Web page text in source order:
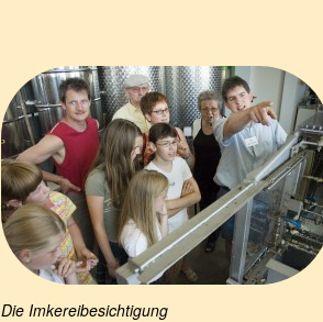
Die Imkereibesichtigung